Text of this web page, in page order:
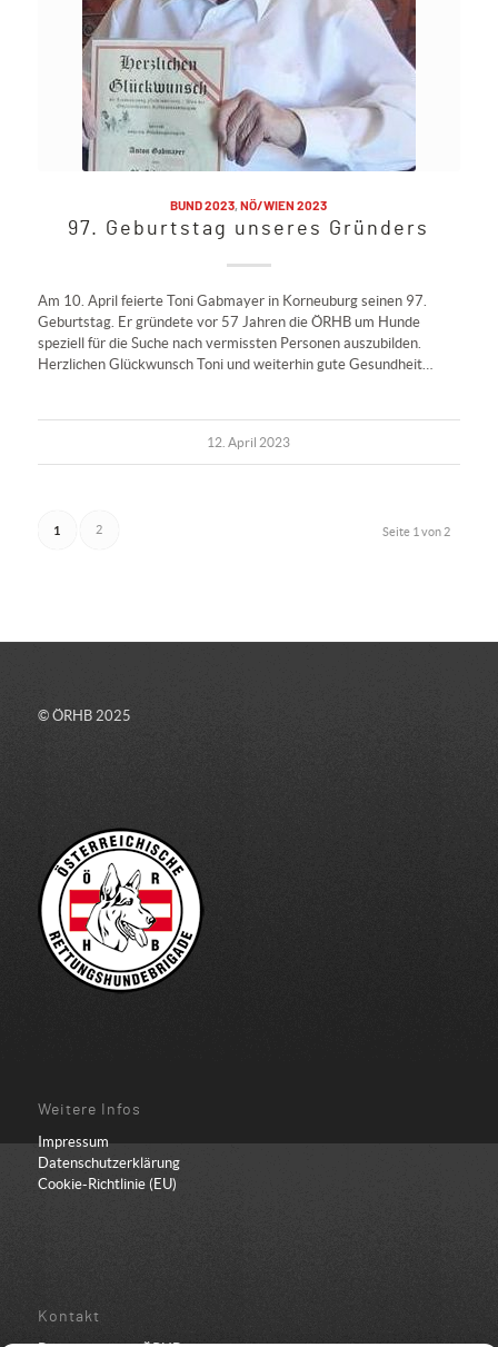
BUND 2023 ,NÖ/WIEN 2023
97. Geburtstag unseres Gründers
Am 10. April feierte Toni Gabmayer in Korneuburg seinen 97.
Geburtstag. Er gründete vor 57 Jahren die ÖRHB um Hunde
speziell für die Suche nach vermissten Personen auszubilden.
Herzlichen Glückwunsch Toni und weiterhin gute Gesundheit…
12. April 2023
Seite 1 von 2
1 2
© ÖRHB 2025
Weitere Infos
Impressum
Datenschutzerklärung
Cookie-Richtlinie (EU)
Kontakt